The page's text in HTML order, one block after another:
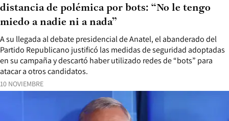
10 NOVIEMBRE
A su llegada al debate presidencial de Anatel, el abanderado del
Partido Republicano justificó las medidas de seguridad adoptadas
en su campaña y descartó haber utilizado redes de “bots” para
atacar a otros candidatos.
distancia de polémica por bots: “No le tengo
miedo a nadie ni a nada”